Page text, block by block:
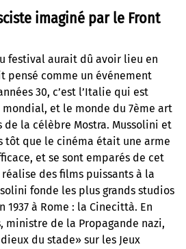
imaginé par le Front
festival aurait dû avoir lieu en
pensé comme un événement
30, c’est l’Italie qui est
et le monde du 7ème art
de la célèbre Mostra. Mussolini et
tôt que le cinéma était une arme
et se sont emparés de cet
des films puissants à la
fonde les plus grands studios
1937 à Rome : la Cinecittà. En
ministre de la Propagande nazi,
du stade» sur les Jeux